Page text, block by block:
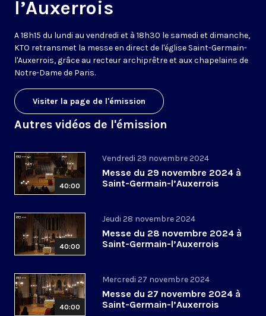
l’Auxerrois
A 18h15 du lundi au vendredi et à 18h30 le samedi et dimanche,
KTO retransmet la messe en direct de l'église Saint-Germain-
l'Auxerrois, grâce au recteur archiprêtre et aux chapelains de
Notre-Dame de Paris.
Visiter la page de l'émission
Autres vidéos de l'émission
40:00
Vendredi 29 novembre 2024
Messe du 29 novembre 2024 à
Saint-Germain-l’Auxerrois
40:00
Jeudi 28 novembre 2024
Messe du 28 novembre 2024 à
Saint-Germain-l’Auxerrois
40:00
Mercredi 27 novembre 2024
Messe du 27 novembre 2024 à
Saint-Germain-l’Auxerrois